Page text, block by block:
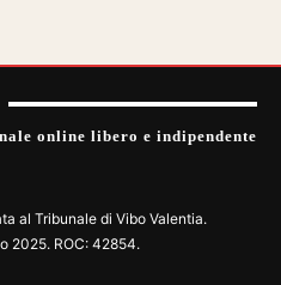
online libero e indipendente
al Tribunale di Vibo Valentia.
2025. ROC: 42854.